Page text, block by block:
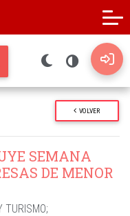
VOLVER
SEMANA
DE MENOR
TURISMO;